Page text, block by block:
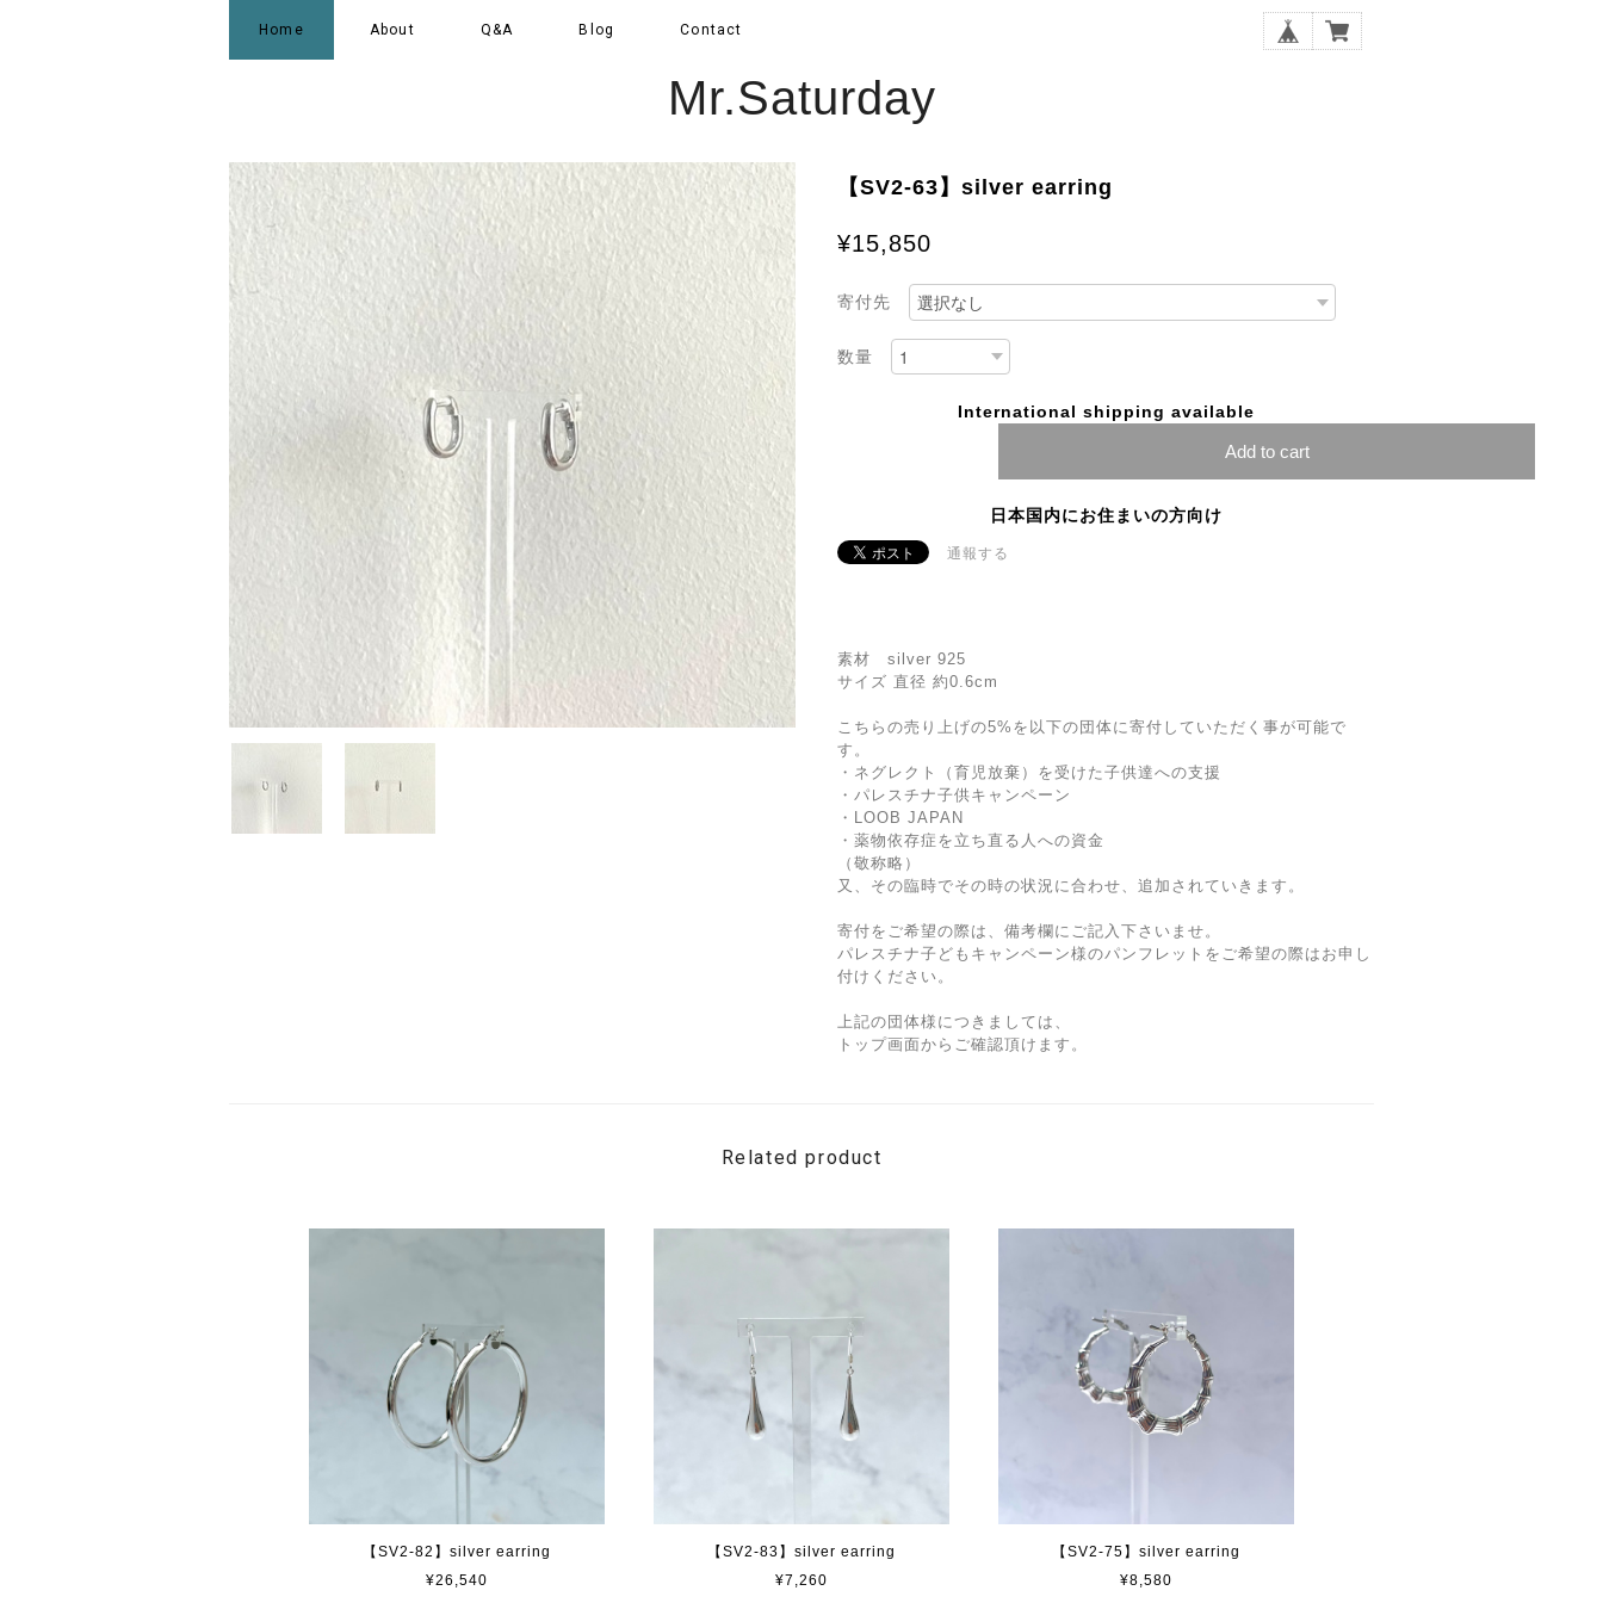
Home About Q&A Blog Contact
Mr.Saturday
【SV2-63】silver earring
¥15,850
寄付先
数量
International shipping available
Add to cart
日本国内にお住まいの方向け
通報する
素材 silver 925
サイズ 直径 約0.6cm
こちらの売り上げの5%を以下の団体に寄付していただく事が可能で
す。
・ネグレクト（育児放棄）を受けた子供達への支援
・パレスチナ子供キャンペーン
・LOOB JAPAN
・薬物依存症を立ち直る人への資金
（敬称略）
又、その臨時でその時の状況に合わせ、追加されていきます。
寄付をご希望の際は、備考欄にご記入下さいませ。
パレスチナ子どもキャンペーン様のパンフレットをご希望の際はお申し
付けください。
上記の団体様につきましては、
トップ画面からご確認頂けます。
Related product
【SV2-82】silver earring
¥26,540
【SV2-83】silver earring
¥7,260
【SV2-75】silver earring
¥8,580